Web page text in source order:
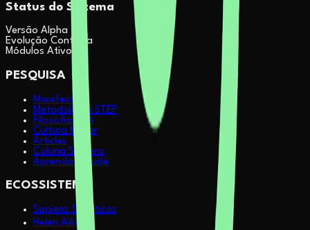
Status do Sistema
Versão Alpha
Evolução Contínua
Módulos Ativos
PESQUISA
Manifesto
Metodologia STEP
Filosofia & IA
Cultura Maker
Articles
Coluna Sapiens
Aprenda Claude
ECOSSISTEMA
Sapiens Sintéticos
Helen Ailith